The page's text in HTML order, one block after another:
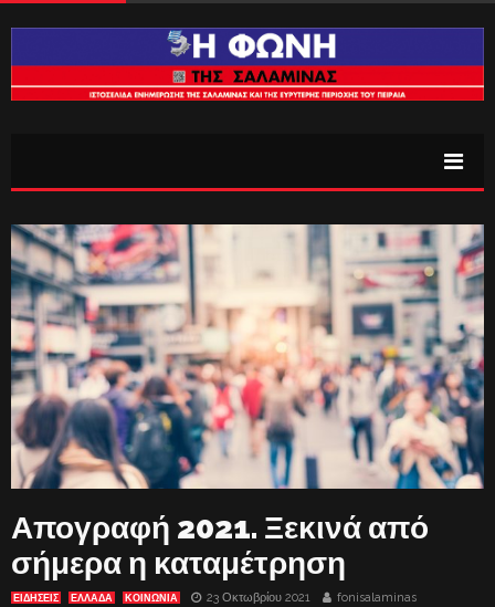
Απογραφή 2021. Ξεκινά από
σήμερα η καταμέτρηση
ΕΙΔΗΣΕΙΣ ΕΛΛΑΔΑ ΚΟΙΝΩΝΙΑ 23 Οκτωβρίου 2021 fonisalaminas